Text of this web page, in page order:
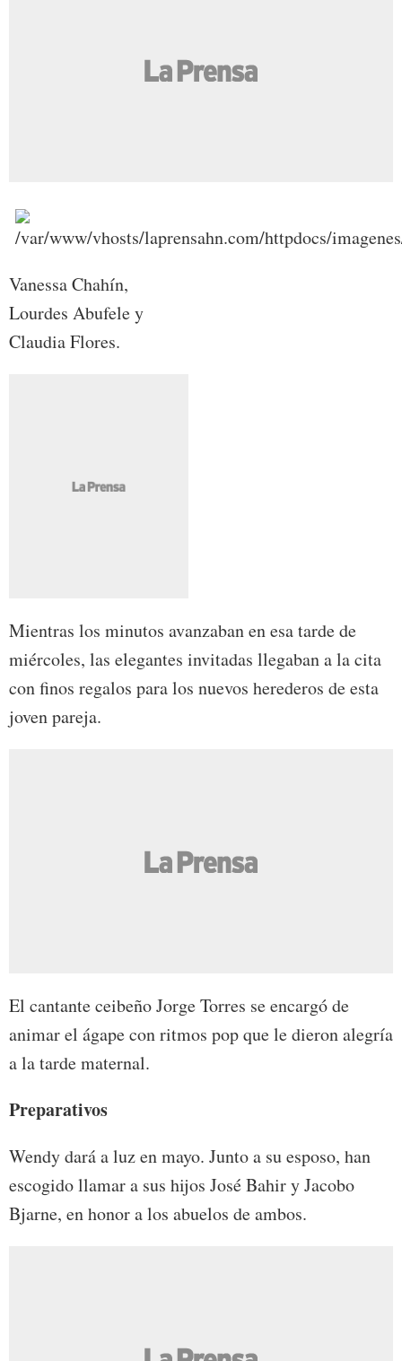
Vanessa Chahín,
Lourdes Abufele y
Claudia Flores.
Mientras los minutos avanzaban en esa tarde de
miércoles, las elegantes invitadas llegaban a la cita
con finos regalos para los nuevos herederos de esta
joven pareja.
El cantante ceibeño Jorge Torres se encargó de
animar el ágape con ritmos pop que le dieron alegría
a la tarde maternal.
Preparativos
Wendy dará a luz en mayo. Junto a su esposo, han
escogido llamar a sus hijos José Bahir y Jacobo
Bjarne, en honor a los abuelos de ambos.